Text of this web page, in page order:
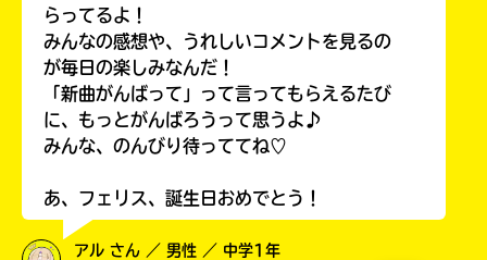
らってるよ！
みんなの感想や、うれしいコメントを見るの
が毎日の楽しみなんだ！
「新曲がんばって」って言ってもらえるたび
に、もっとがんばろうって思うよ♪
みんな、のんびり待っててね♡
あ、フェリス、誕生日おめでとう！
アル さん ／ 男性 ／ 中学1年